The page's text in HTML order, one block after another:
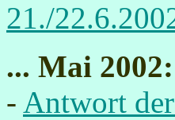
21./
... Mai 2002:
- Antwort